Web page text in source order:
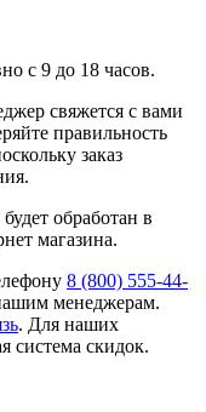
с 9 до 18 часов.
свяжется с вами
правильность
заказ
обработан в
магазина.
8 (800) 555-44-
менеджерам.
. Для наших
система скидок.